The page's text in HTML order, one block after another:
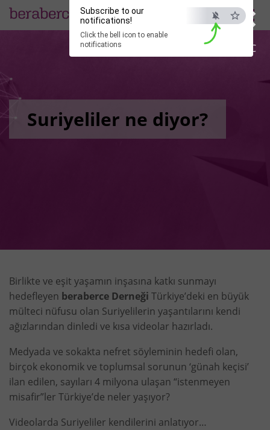
×
ESC
Subscribe to our
notifications!
Click the bell icon to enable
notifications
EN
Suriyeliler ne diyor?
Birlikte ve eşit yaşamın inşasına katkı sunmayı
hedefleyen beraberce Derneği Türkiye’deki en büyük
mülteci nüfusu olan Suriyelilerin yaşantılarını kendi
ağızlarından dinledi ve kısa videolar hazırladı.
Medyada ve sokakta nefret söyleminin hedefi olan,
birçok ekonomik ve toplumsal sorunun ‘günah keçisi’
ilan edilen, sayıları 4 milyona ulaşan “istenmeyen
misafir”ler Türkiye’de neler yaşıyor?
Videolarda Suriyeliler kendilerini anlatıyor…